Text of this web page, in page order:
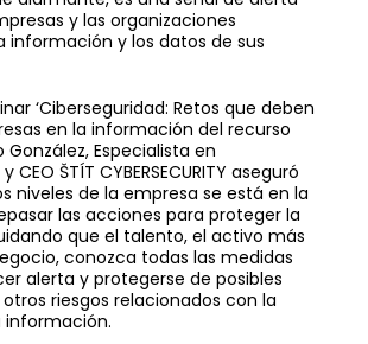
y las organizaciones
información y los datos de sus
‘Ciberseguridad: Retos que deben
en la información del recurso
González, Especialista en
ŠTÍT CYBERSECURITY aseguró
niveles de la empresa se está en la
las acciones para proteger la
que el talento, el activo más
conozca todas las medidas
alerta y protegerse de posibles
riesgos relacionados con la
información.